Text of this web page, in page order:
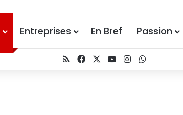
Entreprises En Bref Passion
RSS Facebook YouTubeInstagram